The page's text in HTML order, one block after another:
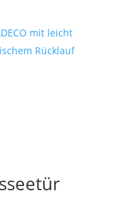
mit leicht
Rücklauf